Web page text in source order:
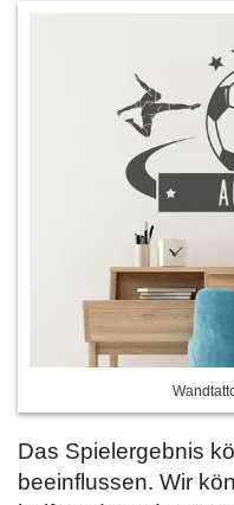
Das Spielergebnis
beeinflussen. Wir